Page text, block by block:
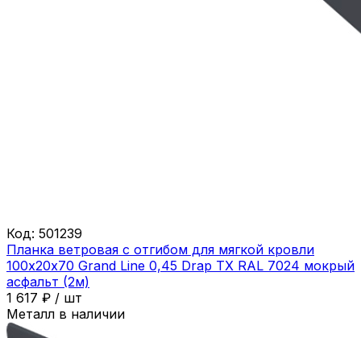
Код: 501239
Планка ветровая с отгибом для мягкой кровли
100х20х70 Grand Line 0,45 Drap ТХ RAL 7024 мокрый
асфальт (2м)
1 617 ₽ / шт
Металл в наличии